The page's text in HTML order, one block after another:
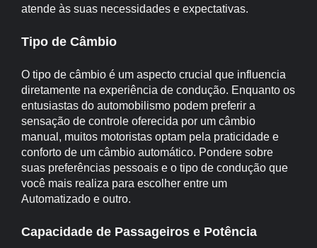
atende às suas necessidades e expectativas.
Tipo de Câmbio
O tipo de câmbio é um aspecto crucial que influencia
diretamente na experiência de condução. Enquanto os
entusiastas do automobilismo podem preferir a
sensação de controle oferecida por um câmbio
manual, muitos motoristas optam pela praticidade e
conforto de um câmbio automático. Pondere sobre
suas preferências pessoais e o tipo de condução que
você mais realiza para escolher entre um
Automatizado e outro.
Capacidade de Passageiros e Potência